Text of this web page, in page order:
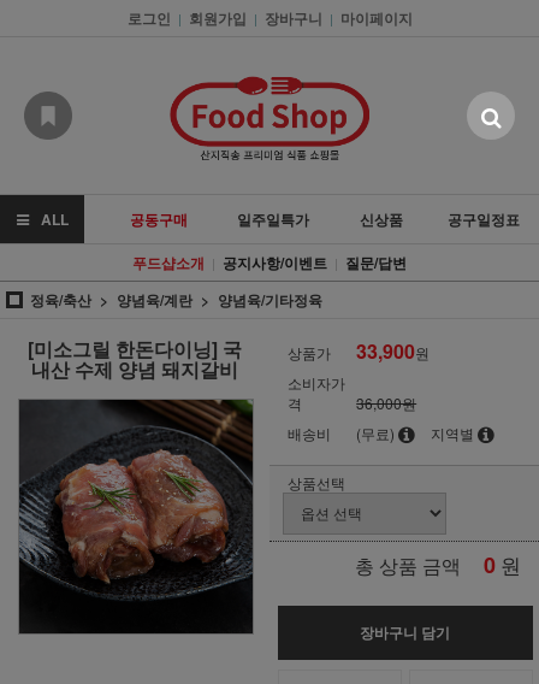
로그인 | 회원가입 | 장바구니 | 마이페이지
ALL 공동구매 일주일특가 신상품
공구일정표
푸드샵소개 | 공지사항/이벤트 | 질문/답변
정육/축산
양념육/계란 양념육/기타정육
[미소그릴 한돈다이닝] 국
내산 수제 양념 돼지갈비
상품가 33,900원
소비자가
격
36,000원
배송비
(무료) 지역별
상품선택
총 상품 금액 0 원
장바구니 담기